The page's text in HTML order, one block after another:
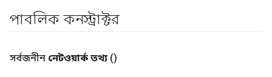
পাবলিক কনস্ট্রাক্টর
সর্বজনীন নেটওয়ার্ক তথ্য ()